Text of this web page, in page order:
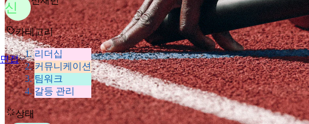
면접
신
카테고리
리더십
커뮤니케이션
팀워크
갈등 관리
상태